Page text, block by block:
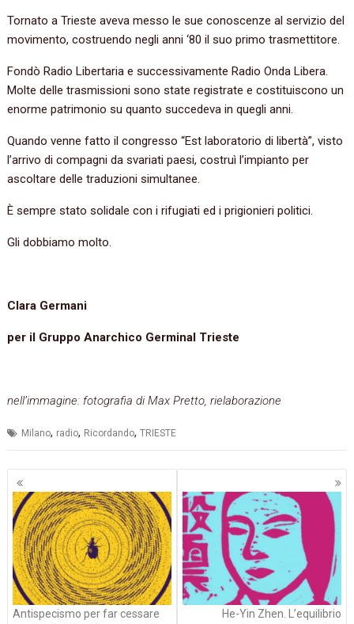
Tornato a Trieste aveva messo le sue conoscenze al servizio del
movimento, costruendo negli anni ‘80 il suo primo trasmettitore.
Fondò Radio Libertaria e successivamente Radio Onda Libera.
Molte delle trasmissioni sono state registrate e costituiscono un
enorme patrimonio su quanto succedeva in quegli anni.
Quando venne fatto il congresso “Est laboratorio di libertà”, visto
l’arrivo di compagni da svariati paesi, costruì l’impianto per
ascoltare delle traduzioni simultanee.
È sempre stato solidale con i rifugiati ed i prigionieri politici.
Gli dobbiamo molto.
Clara Germani
per il Gruppo Anarchico Germinal Trieste
nell’immagine: fotografia di Max Pretto, rielaborazione
Milano, radio, Ricordando,TRIESTE
Navigazione
articoli
Antispecismo per far cessare
He-Yin Zhen. L’equilibrio